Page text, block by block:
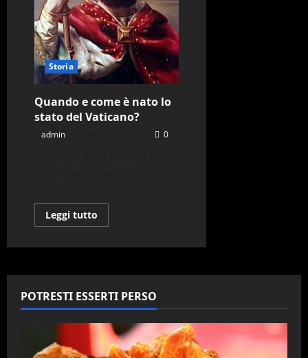
Storia
Quando e come è nato lo
stato del Vaticano?
admin 0
Leggi tutto
di
come
nato
lo
stato
del
Vaticano?
POTRESTI ESSERTI PERSO